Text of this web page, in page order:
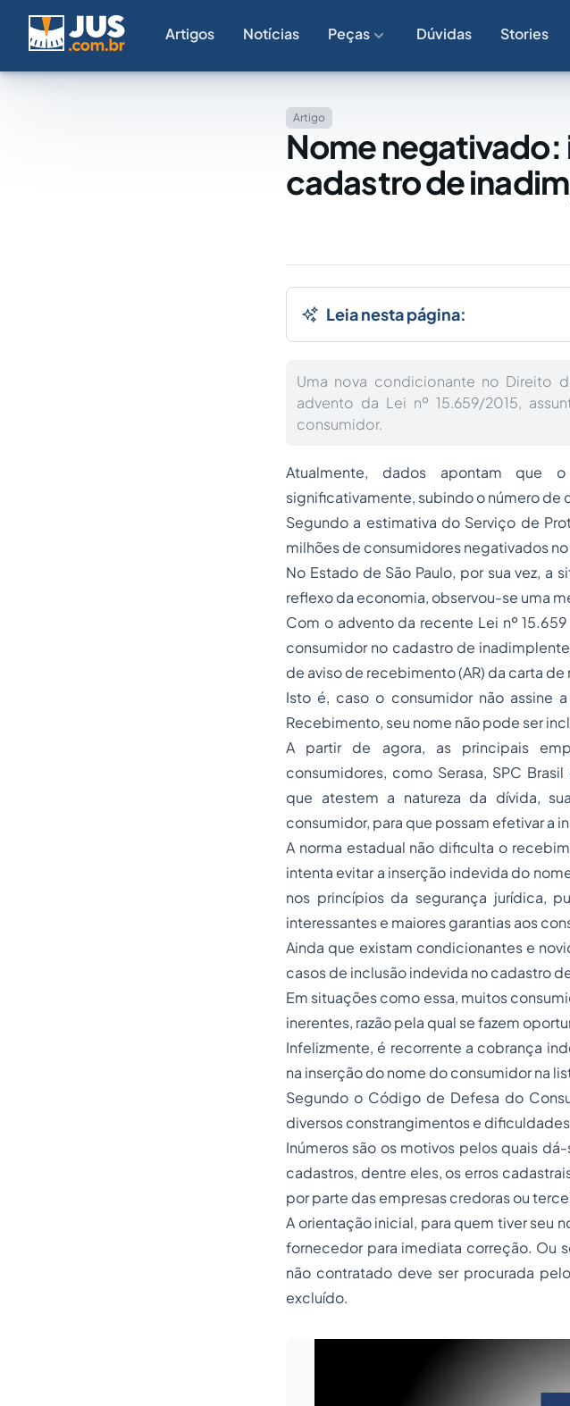
Artigos Notícias Peças Dúvidas Stories
Artigo
Nome negativado:
cadastro de
Leia nesta página:
Uma nova condicionante no Direito
advento da Lei nº 15.659/2015,
consumidor.
Atualmente, dados apontam que
significativamente, subindo o número de
Segundo a estimativa do Serviço de
milhões de consumidores negativados
No Estado de São Paulo, por sua vez, a
reflexo da economia, observou-se uma
Com o advento da recente Lei nº
consumidor no cadastro de
de aviso de recebimento (AR) da carta
Isto é, caso o consumidor não
Recebimento, seu nome não pode ser
A partir de agora, as principais
consumidores, como Serasa, SPC
que atestem a natureza da dívida,
consumidor, para que possam efetivar a
A norma estadual não dificulta o
intenta evitar a inserção indevida do
nos princípios da segurança jurídica,
interessantes e maiores garantias aos
Ainda que existam condicionantes e
casos de inclusão indevida no cadastro
Em situações como essa, muitos
inerentes, razão pela qual se fazem
Infelizmente, é recorrente a cobrança
na inserção do nome do consumidor na
Segundo o Código de Defesa do
diversos constrangimentos e
Inúmeros são os motivos pelos quais
cadastros, dentre eles, os erros
por parte das empresas credoras ou
A orientação inicial, para quem tiver seu
fornecedor para imediata correção. Ou
não contratado deve ser procurada
excluído.